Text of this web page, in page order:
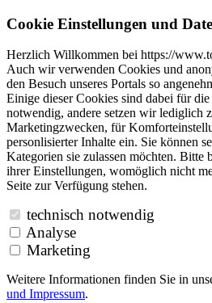
Cookie Einstellungen und
Herzlich Willkommen bei https://
Auch wir verwenden Cookies und
den Besuch unseres Portals so
Einige dieser Cookies sind dabei für
notwendig, andere setzen wir lediglich
Marketingzwecken, für
personlisierter Inhalte ein. Sie können
Kategorien sie zulassen möchten. Bitte
ihrer Einstellungen, womöglich nicht
Seite zur Verfügung stehen.
technisch notwendig
Analyse
Marketing
Weitere Informationen finden Sie in
und Impressum.